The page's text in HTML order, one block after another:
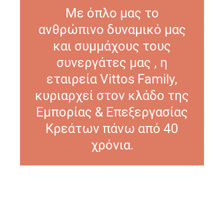
Με όπλο μας το
ανθρώπινο δυναμικό μας
και συμμάχους τους
συνεργάτες μας , η
εταιρεία Vittos Family,
κυριαρχεί στον κλάδο της
Εμπορίας & Επεξεργασίας
Κρεάτων πάνω από 40
χρόνια.